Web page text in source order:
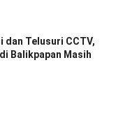
dan Telusuri CCTV,
Balikpapan Masih